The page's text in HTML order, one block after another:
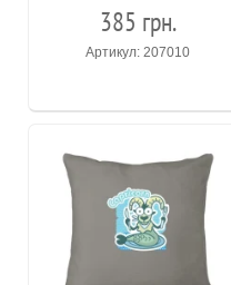
385 грн.
Артикул: 207010